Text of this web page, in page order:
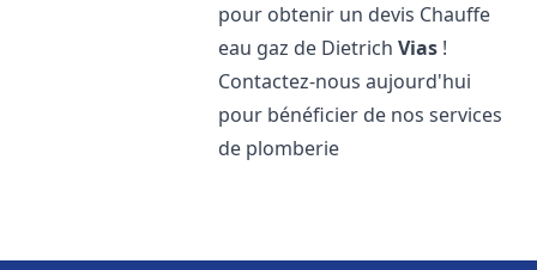
pour obtenir un devis Chauffe
eau gaz de DietrichVias !
Contactez-nous aujourd'hui
pour bénéficier de nos services
de plomberie